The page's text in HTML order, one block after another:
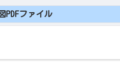
PDFファイル